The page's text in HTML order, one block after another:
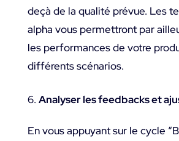
deçà de la qualité prévue. Les
alpha vous permettront par
les performances de votre
différents scénarios.
Analyser les feedbacks et
En vous appuyant sur le cycle